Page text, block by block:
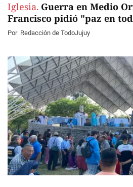
Iglesia. Guerra en Medio
Francisco pidió "paz en
Por Redacción de TodoJujuy